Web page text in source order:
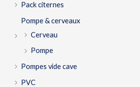
Pack citernes
Pompe & cerveaux
Cerveau
Pompe
Pompes vide cave
PVC